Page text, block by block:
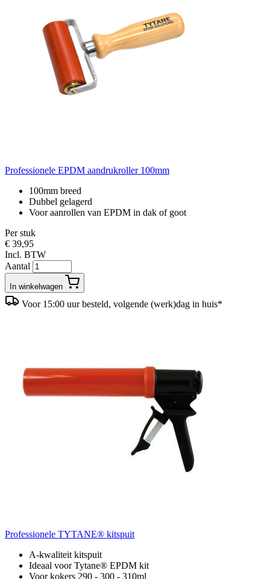
Professionele EPDM aandrukroller 100mm
100mm breed
Dubbel gelagerd
Voor aanrollen van EPDM in dak of goot
Per stuk
€ 39,95
Incl. BTW
Aantal
In winkelwagen
Voor 15:00 uur besteld, volgende (werk)dag in huis*
Professionele TYTANE® kitspuit
A-kwaliteit kitspuit
Ideaal voor Tytane® EPDM kit
Voor kokers 290 - 300 - 310ml